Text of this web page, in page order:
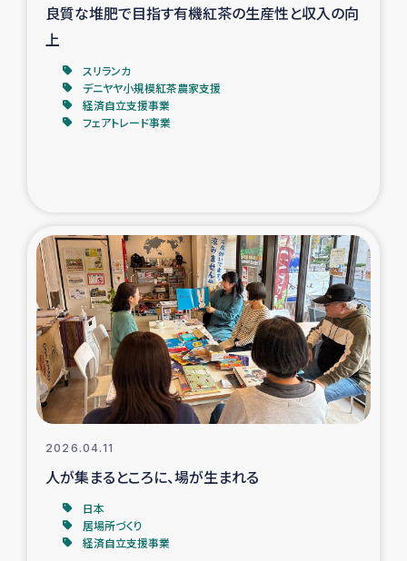
居場所づくり
ガザ空爆被災者への食料支援と農家生産支援
ガザ地区における羊の畜産支援
ガザ地区酪農を通した女性グループの生計支援
ふりかけ普及と食生活改善による栄養改善事業
フェアトレード事業
緊急支援事業
女性の生計向上を通じた子どもの栄養改善事業
良質な堆肥で目指す有機紅茶の生産性と収入の向
上
スリランカ
デニヤヤ小規模紅茶農家支援
経済自立支援事業
フェアトレード事業
2026.04.11
人が集まるところに、場が生まれる
日本
居場所づくり
経済自立支援事業